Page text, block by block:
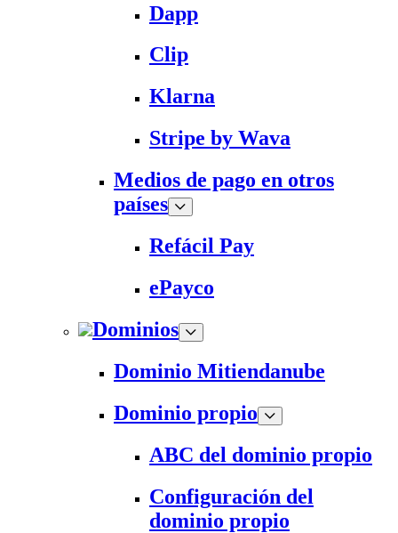
Dapp
Clip
Klarna
Stripe by Wava
Medios de pago en otros
países
Refácil Pay
ePayco
Dominios
Dominio Mitiendanube
Dominio propio
ABC del dominio propio
Configuración del
dominio propio